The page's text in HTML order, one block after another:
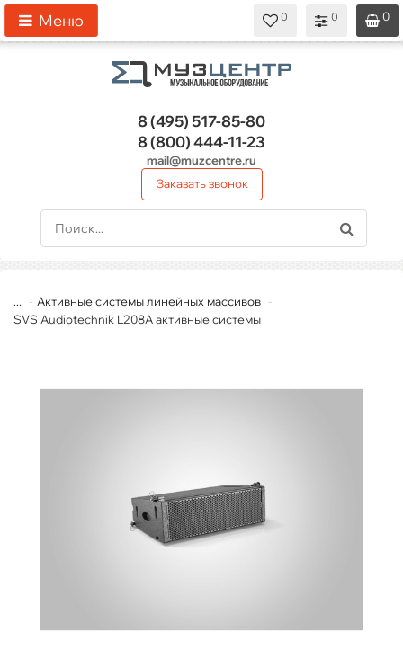
0
0
0
Меню
8 (495)517-85-80
8 (800)444-11-23
mail@muzcentre.ru
Заказать звонок
...
Активные системы линейных массивов
SVS Audiotechnik L208A активные системы